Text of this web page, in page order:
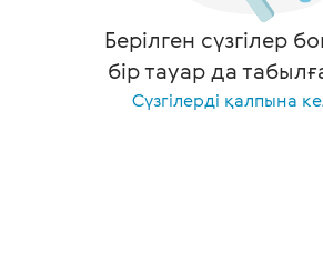
Берілген сүзгілер
бір тауар да
Сүзгілерді қалпына